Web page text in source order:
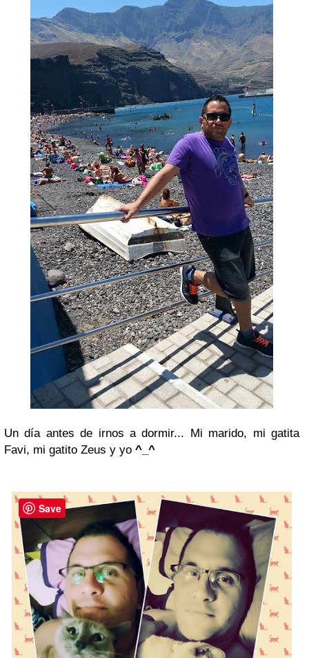
Un día antes de irnos a dormir... Mi marido, mi gatita
Favi, mi gatito Zeus y yo ^_^
Save